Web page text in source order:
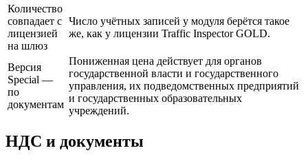
Количество
совпадает с
лицензией
на шлюз
Число учётных записей у модуля берётся такое
же, как у лицензии Traffic Inspector GOLD.
Версия
Special —
по
документам
Пониженная цена действует для органов
государственной власти и государственного
управления, их подведомственных предприятий
и государственных образовательных
учреждений.
НДС и документы